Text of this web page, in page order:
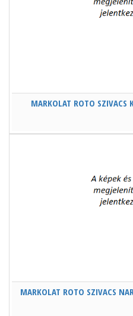
MARKOLAT ROTO SZIVACS
MARKOLAT ROTO SZIVACS